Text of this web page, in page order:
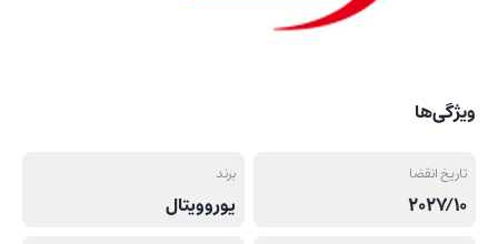
ویژگی‌ها
تاریخ انقضا
2027/10
برند
یوروویتال